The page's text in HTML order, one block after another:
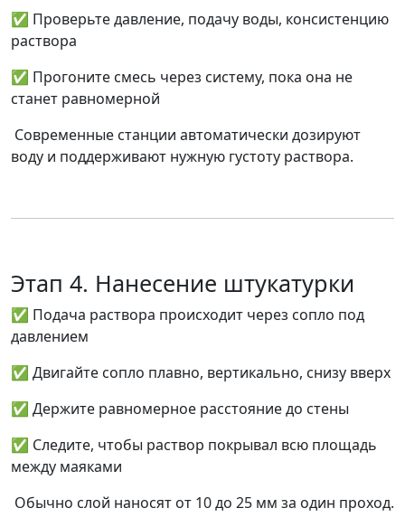
✅ Проверьте давление, подачу воды, консистенцию
раствора
✅ Прогоните смесь через систему, пока она не
станет равномерной
Современные станции автоматически дозируют
воду и поддерживают нужную густоту раствора.
Этап 4. Нанесение штукатурки
✅ Подача раствора происходит через сопло под
давлением
✅ Двигайте сопло плавно, вертикально, снизу вверх
✅ Держите равномерное расстояние до стены
✅ Следите, чтобы раствор покрывал всю площадь
между маяками
Обычно слой наносят от 10 до 25 мм за один проход.